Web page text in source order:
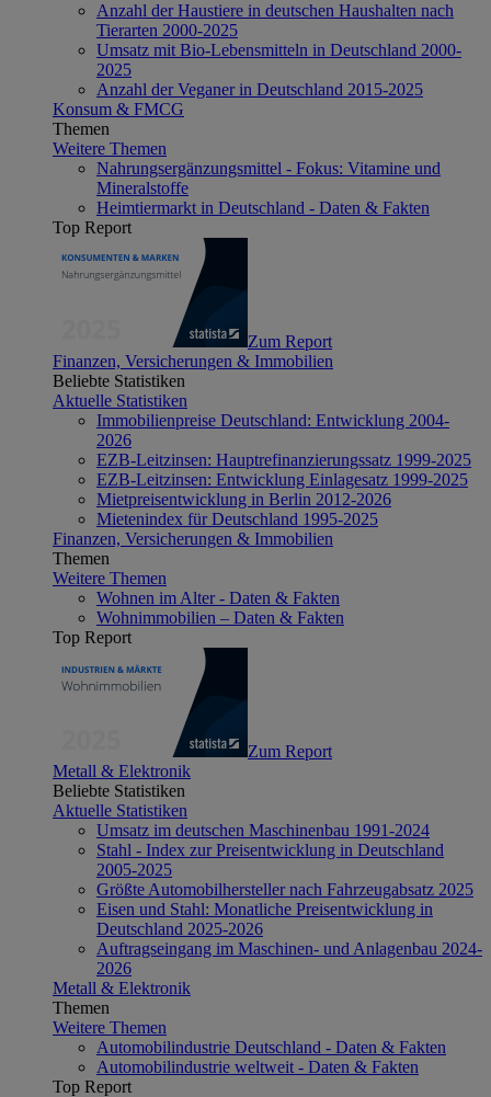
Anzahl der Haustiere in deutschen Haushalten nach
Tierarten 2000-2025
Umsatz mit Bio-Lebensmitteln in Deutschland 2000-
2025
Anzahl der Veganer in Deutschland 2015-2025
Konsum & FMCG
Themen
Weitere Themen
Nahrungsergänzungsmittel - Fokus: Vitamine und
Mineralstoffe
Heimtiermarkt in Deutschland - Daten & Fakten
Top Report
Zum Report
Finanzen, Versicherungen & Immobilien
Beliebte Statistiken
Aktuelle Statistiken
Immobilienpreise Deutschland: Entwicklung 2004-
2026
EZB-Leitzinsen: Hauptrefinanzierungssatz 1999-2025
EZB-Leitzinsen: Entwicklung Einlagesatz 1999-2025
Mietpreisentwicklung in Berlin 2012-2026
Mietenindex für Deutschland 1995-2025
Finanzen, Versicherungen & Immobilien
Themen
Weitere Themen
Wohnen im Alter - Daten & Fakten
Wohnimmobilien – Daten & Fakten
Top Report
Zum Report
Metall & Elektronik
Beliebte Statistiken
Aktuelle Statistiken
Umsatz im deutschen Maschinenbau 1991-2024
Stahl - Index zur Preisentwicklung in Deutschland
2005-2025
Größte Automobilhersteller nach Fahrzeugabsatz 2025
Eisen und Stahl: Monatliche Preisentwicklung in
Deutschland 2025-2026
Auftragseingang im Maschinen- und Anlagenbau 2024-
2026
Metall & Elektronik
Themen
Weitere Themen
Automobilindustrie Deutschland - Daten & Fakten
Automobilindustrie weltweit - Daten & Fakten
Top Report